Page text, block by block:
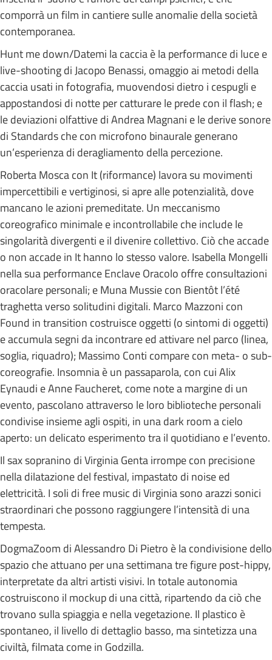
comporrà un film in cantiere sulle anomalie della società
contemporanea.
Hunt me down/Datemi la caccia è la performance di luce e
live-shooting di Jacopo Benassi, omaggio ai metodi della
caccia usati in fotografia, muovendosi dietro i cespugli e
appostandosi di notte per catturare le prede con il flash; e
le deviazioni olfattive di Andrea Magnani e le derive sonore
di Standards che con microfono binaurale generano
un’esperienza di deragliamento della percezione.
Roberta Mosca con It (riformance) lavora su movimenti
impercettibili e vertiginosi, si apre alle potenzialità, dove
mancano le azioni premeditate. Un meccanismo
coreografico minimale e incontrollabile che include le
singolarità divergenti e il divenire collettivo. Ciò che accade
o non accade in It hanno lo stesso valore. Isabella Mongelli
nella sua performance Enclave Oracolo offre consultazioni
oracolare personali; e Muna Mussie con Bientôt l’été
traghetta verso solitudini digitali. Marco Mazzoni con
Found in transition costruisce oggetti (o sintomi di oggetti)
e accumula segni da incontrare ed attivare nel parco (linea,
soglia, riquadro); Massimo Conti compare con meta- o sub-
coreografie. Insomnia è un passaparola, con cui Alix
Eynaudi e Anne Faucheret, come note a margine di un
evento, pascolano attraverso le loro biblioteche personali
condivise insieme agli ospiti, in una dark room a cielo
aperto: un delicato esperimento tra il quotidiano e l’evento.
Il sax sopranino di Virginia Genta irrompe con precisione
nella dilatazione del festival, impastato di noise ed
elettricità. I soli di free music di Virginia sono arazzi sonici
straordinari che possono raggiungere l’intensità di una
tempesta.
DogmaZoom di Alessandro Di Pietro è la condivisione dello
spazio che attuano per una settimana tre figure post-hippy,
interpretate da altri artisti visivi. In totale autonomia
costruiscono il mockup di una città, ripartendo da ciò che
trovano sulla spiaggia e nella vegetazione. Il plastico è
spontaneo, il livello di dettaglio basso, ma sintetizza una
civiltà, filmata come in Godzilla.